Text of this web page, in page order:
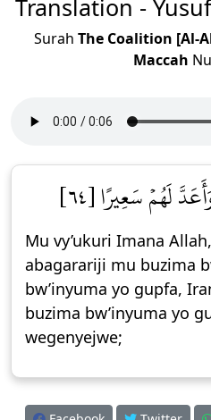
Translation -
Surah The Coalition [Al-
Maccah
لَهُمۡ سَعِيرًا [٦٤]
Mu vy’ukuri Imana
abagarariji mu buzima
bw’inyuma yo gupfa,
buzima bw’inyuma yo
wegenyejwe;